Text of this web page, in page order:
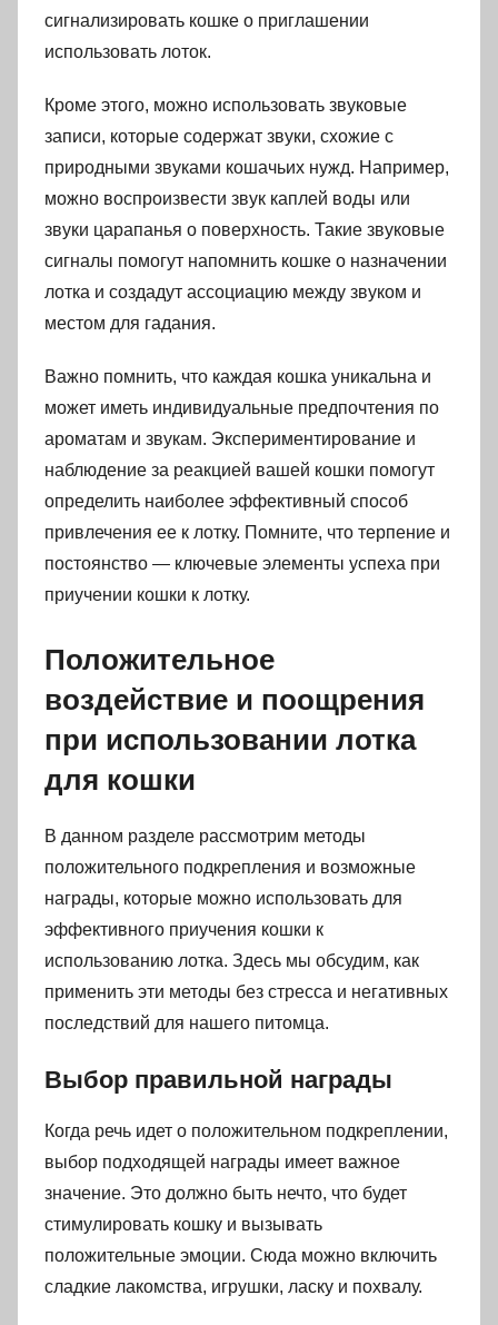
сигнализировать кошке о приглашении
использовать лоток.
Кроме этого, можно использовать звуковые
записи, которые содержат звуки, схожие с
природными звуками кошачьих нужд. Например,
можно воспроизвести звук каплей воды или
звуки царапанья о поверхность. Такие звуковые
сигналы помогут напомнить кошке о назначении
лотка и создадут ассоциацию между звуком и
местом для гадания.
Важно помнить, что каждая кошка уникальна и
может иметь индивидуальные предпочтения по
ароматам и звукам. Экспериментирование и
наблюдение за реакцией вашей кошки помогут
определить наиболее эффективный способ
привлечения ее к лотку. Помните, что терпение и
постоянство — ключевые элементы успеха при
приучении кошки к лотку.
Положительное
воздействие и поощрения
при использовании лотка
для кошки
В данном разделе рассмотрим методы
положительного подкрепления и возможные
награды, которые можно использовать для
эффективного приучения кошки к
использованию лотка. Здесь мы обсудим, как
применить эти методы без стресса и негативных
последствий для нашего питомца.
Выбор правильной награды
Когда речь идет о положительном подкреплении,
выбор подходящей награды имеет важное
значение. Это должно быть нечто, что будет
стимулировать кошку и вызывать
положительные эмоции. Сюда можно включить
сладкие лакомства, игрушки, ласку и похвалу.